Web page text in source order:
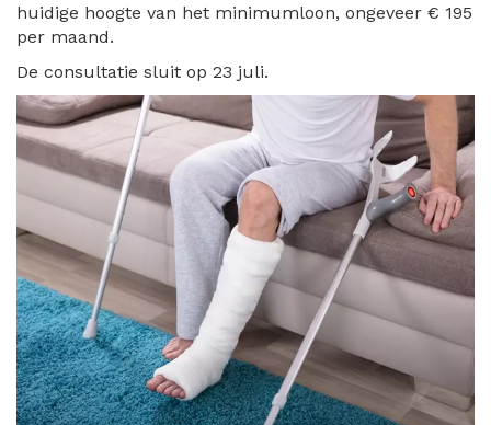
huidige hoogte van het minimumloon, ongeveer € 195
per maand.
De consultatie sluit op 23 juli.